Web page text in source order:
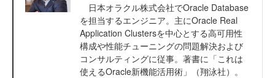
日本オラクル株式会社でOracle Database
を担当するエンジニア。主にOracle Real
Application Clustersを中心とする高可用性
構成や性能チューニングの問題解決および
コンサルティングに従事。著書に「これは
使えるOracle新機能活用術」（翔泳社）。